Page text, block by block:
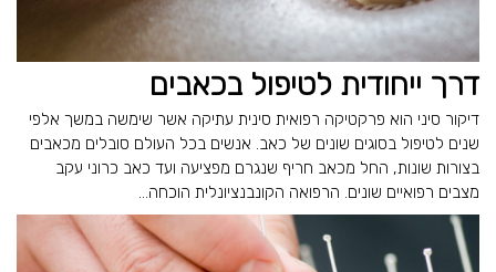
דרך ייחודית לטיפול בכאבים
דיקור סיני הוא פרקטיקה רפואית סינית עתיקה אשר שימשה במשך אלפי
שנים לטיפול בסוגים שונים של כאב. אנשים בכל העולם סובלים מכאבים
בצורות שונות, החל מכאב חריף שנגרם מפציעה ועד כאב כרוני עקב
מצבים רפואיים שונים. הרפואה הקונבנציונלית הוכחה...